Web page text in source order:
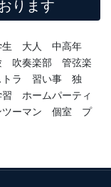
ります
生 大人 中高年
吹奏楽部 管弦楽
トラ 習い事 独
ホームパーティ
ーマン 個室 プ